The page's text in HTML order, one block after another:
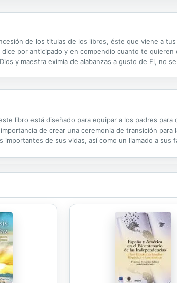
de los titulas de los libros, éste que viene a
por anticipado y en compendio cuanto te
y maestra eximia de alabanzas a gusto de El, no
libro está diseñado para equipar a los padres
de crear una ceremonia de transición
de sus vidas, así como un llamado a sus